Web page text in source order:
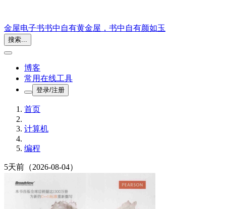
金屋电子书书中自有黄金屋，书中自有颜如玉
搜索...
博客
常用在线工具
登录/注册
首页
计算机
编程
5天前 （2026-08-04）